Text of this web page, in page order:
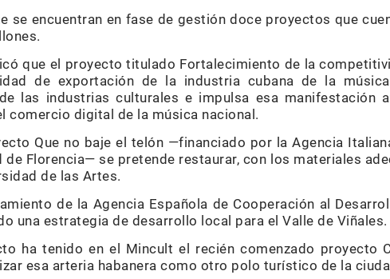
se encuentran en fase de gestión doce proyectos que
que el proyecto titulado Fortalecimiento de la
de exportación de la industria cubana de la
las industrias culturales e impulsa esa manifestación
comercio digital de la música nacional.
Que no baje el telón —financiado por la Agencia
de Florencia— se pretende restaurar, con los materiales
de las Artes.
de la Agencia Española de Cooperación al
una estrategia de desarrollo local para el Valle de Viñales.
ha tenido en el Mincult el recién comenzado proyecto
esa arteria habanera como otro polo turístico de la